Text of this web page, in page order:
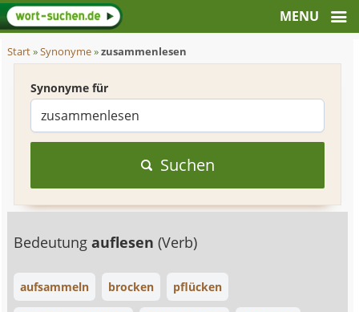
Start»Synonyme»zusammenlesen
Synonyme für
Suchen
Bedeutungauflesen(Verb)
aufsammeln brocken pflücken